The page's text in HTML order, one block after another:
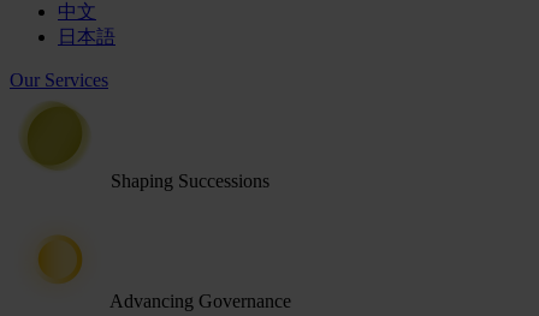
中文
日本語
Our Services
Shaping Successions
Advancing Governance